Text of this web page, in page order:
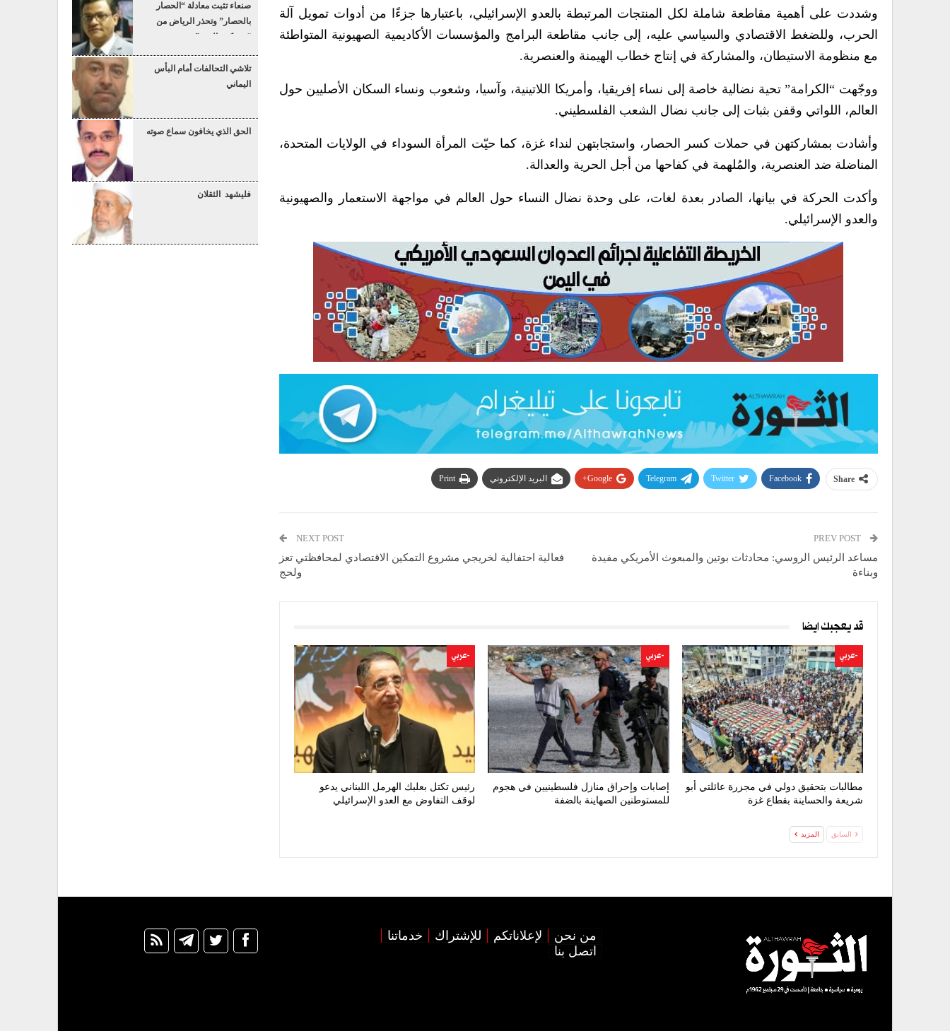
وشددت على أهمية مقاطعة شاملة لكل المنتجات المرتبطة بالعدو الإسرائيلي، باعتبارها جزءًا من أدوات تمويل آلة
الحرب، وللضغط الاقتصادي والسياسي عليه، إلى جانب مقاطعة البرامج والمؤسسات الأكاديمية الصهيونية المتواطئة
مع منظومة الاستيطان، والمشاركة في إنتاج خطاب الهيمنة والعنصرية.
ووجّهت “الكرامة” تحية نضالية خاصة إلى نساء إفريقيا، وأمريكا اللاتينية، وآسيا، وشعوب ونساء السكان الأصليين حول
العالم، اللواتي وقفن بثبات إلى جانب نضال الشعب الفلسطيني.
وأشادت بمشاركتهن في حملات كسر الحصار، واستجابتهن لنداء غزة، كما حيّت المرأة السوداء في الولايات المتحدة،
المناضلة ضد العنصرية، والمُلهمة في كفاحها من أجل الحرية والعدالة.
وأكدت الحركة في بيانها، الصادر بعدة لغات، على وحدة نضال النساء حول العالم في مواجهة الاستعمار والصهيونية
والعدو الإسرائيلي.
Share
Facebook
Twitter
Telegram
Google+ البريد الإلكتروني Print
مساعد الرئيس الروسي: محادثات بوتين والمبعوث الأمريكي مفيدة
وبناءة
NEXT POST
فعالية احتفالية لخريجي مشروع التمكين الاقتصادي لمحافظتي تعز
ولحج
قد يعجبك ايضا
-عربي
مطالبات بتحقيق دولي في مجزرة عائلتي أبو
شريعة والحساينة بقطاع غزة
-عربي
إصابات وإحراق منازل فلسطينيين في هجوم
للمستوطنين الصهاينة بالضفة
-عربي
رئيس تكتل بعلبك الهرمل اللبناني يدعو
لوقف التفاوض مع العدو الإسرائيلي
السابق المزيد
صنعاء تثبت معادلة “الحصار
بالحصار” وتحذر الرياض من
“عسكرة البحر”
تلاشي التحالفات أمام البأس
اليماني
الحق الذي يخافون سماع صوته
فليشهد الثقلان
من نحن لإعلاناتكم للإشتراك
خدماتنا
اتصل بنا